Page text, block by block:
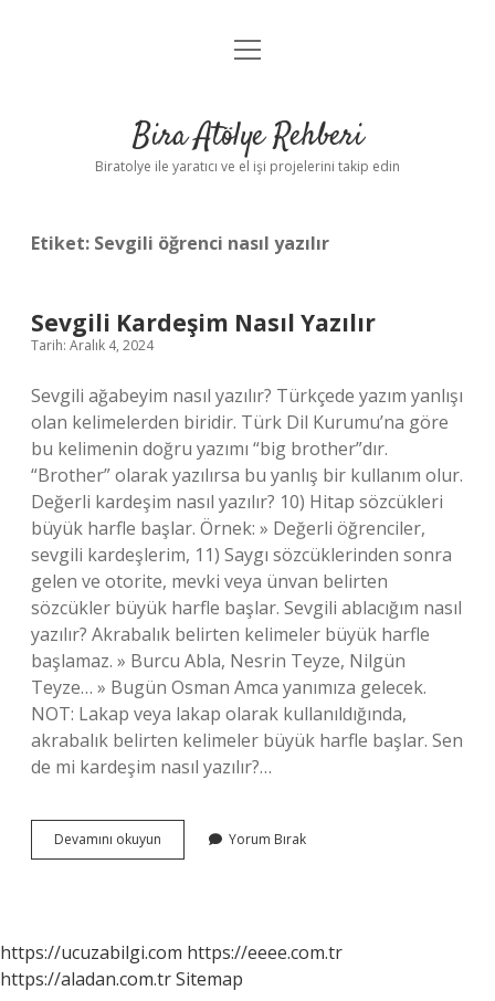
Anasayfa
Yasal Uyarı
menüyü
Bira Atölye Rehberi
Biratolye ile yaratıcı ve el işi projelerini takip edin
Etiket: Sevgili öğrenci nasıl yazılır
Sevgili Kardeşim Nasıl Yazılır
Tarih: Aralık 4, 2024
Sevgili ağabeyim nasıl yazılır? Türkçede yazım yanlışı
olan kelimelerden biridir. Türk Dil Kurumu’na göre
bu kelimenin doğru yazımı “big brother”dır.
“Brother” olarak yazılırsa bu yanlış bir kullanım olur.
Değerli kardeşim nasıl yazılır? 10) Hitap sözcükleri
büyük harfle başlar. Örnek: » Değerli öğrenciler,
sevgili kardeşlerim, 11) Saygı sözcüklerinden sonra
gelen ve otorite, mevki veya ünvan belirten
sözcükler büyük harfle başlar. Sevgili ablacığım nasıl
yazılır? Akrabalık belirten kelimeler büyük harfle
başlamaz. » Burcu Abla, Nesrin Teyze, Nilgün
Teyze… » Bugün Osman Amca yanımıza gelecek.
NOT: Lakap veya lakap olarak kullanıldığında,
akrabalık belirten kelimeler büyük harfle başlar. Sen
de mi kardeşim nasıl yazılır?…
Devamını okuyun
Kardeşim
Yorum Bırak
https://ucuzabilgi.com https://eeee.com.tr
https://aladan.com.trSitemap